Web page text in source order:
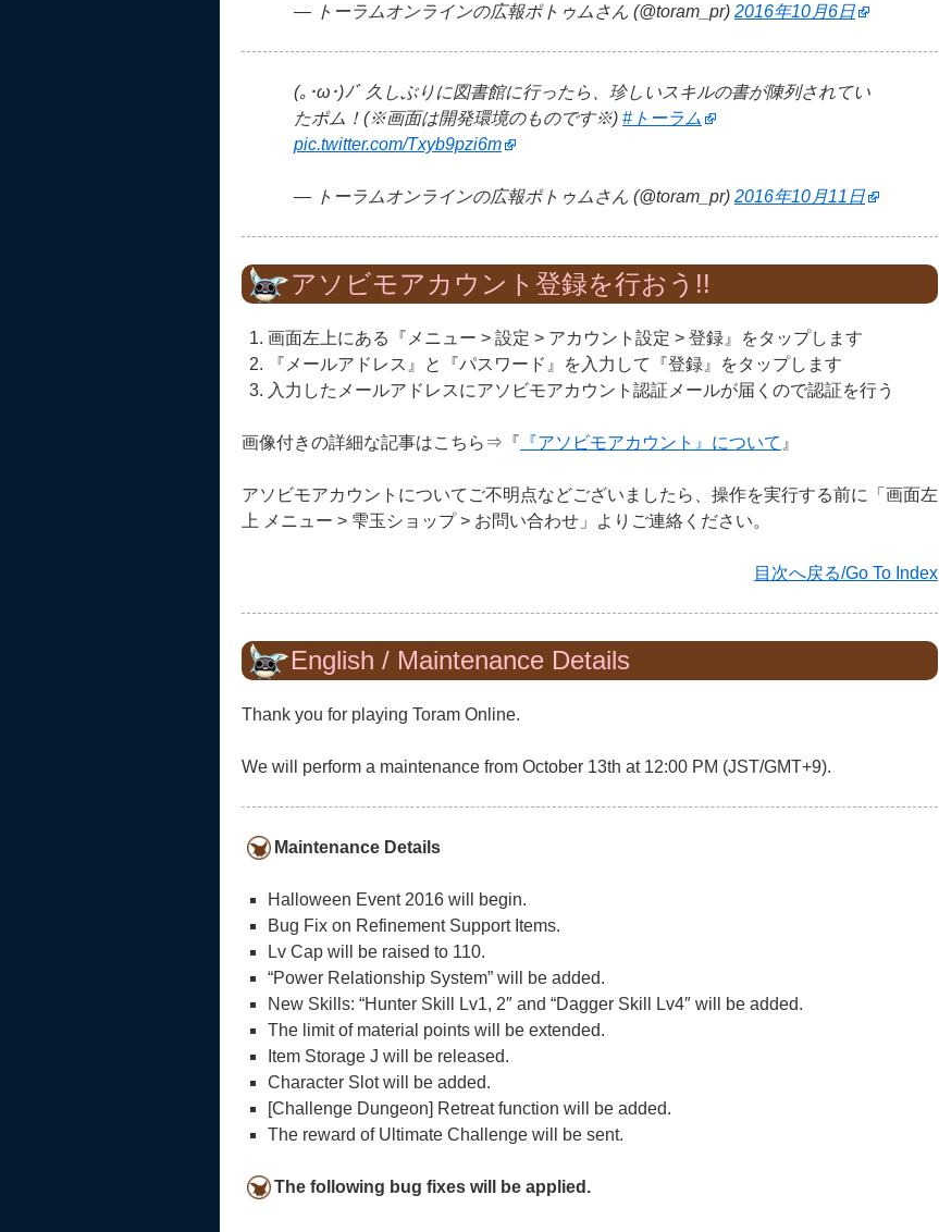
— トーラムオンラインの広報ポトゥムさん (@toram_pr) 2016年10月6日
(｡･ω･)ﾉﾞ 久しぶりに図書館に行ったら、珍しいスキルの書が陳列されてい
たポム！(※画面は開発環境のものです※) #トーラム
pic.twitter.com/Txyb9pzi6m
— トーラムオンラインの広報ポトゥムさん (@toram_pr) 2016年10月11日
アソビモアカウント登録を行おう!!
画面左上にある『メニュー > 設定 > アカウント設定 > 登録』をタップします
『メールアドレス』と『パスワード』を入力して『登録』をタップします
入力したメールアドレスにアソビモアカウント認証メールが届くので認証を行う
画像付きの詳細な記事はこちら⇒『 『アソビモアカウント』について 』
アソビモアカウントについてご不明点などございましたら、操作を実行する前に「画面左
上 メニュー > 雫玉ショップ > お問い合わせ」よりご連絡ください。
目次へ戻る/Go To Index
English / Maintenance Details
Thank you for playing Toram Online.
We will perform a maintenance from October 13th at 12:00 PM (JST/GMT+9).
Maintenance Details
Halloween Event 2016 will begin.
Bug Fix on Refinement Support Items.
Lv Cap will be raised to 110.
“Power Relationship System” will be added.
New Skills: “Hunter Skill Lv1, 2″ and “Dagger Skill Lv4″ will be added.
The limit of material points will be extended.
Item Storage J will be released.
Character Slot will be added.
[Challenge Dungeon] Retreat function will be added.
The reward of Ultimate Challenge will be sent.
The following bug fixes will be applied.